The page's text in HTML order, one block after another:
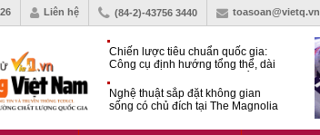
Liên hệ (84-2)-43756 3440 toasoan@vietq.vn
Chiến lược tiêu chuẩn quốc gia:
Công cụ định hướng tổng thể, dài
Nghệ thuật sắp đặt không gian
sống có chủ đích tại The Magnolia